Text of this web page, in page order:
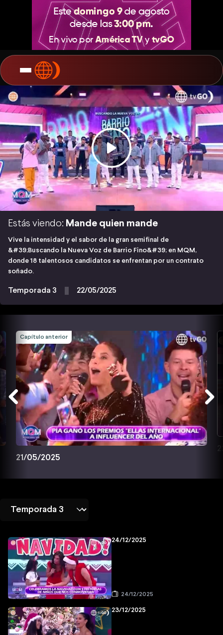
Estás viendo: Mande quien mande
Vive la intensidad y el sabor de la gran semifinal de
&#39;Buscando la Nueva Voz de Barrio Fino&#39; en MQM,
donde 18 talentosos candidatos se enfrentan por un contrato
soñado.
Temporada 3 22/05/2025
Capítulo anterior
21/05/2025
24/12/2025
24/12/2025
23/12/2025